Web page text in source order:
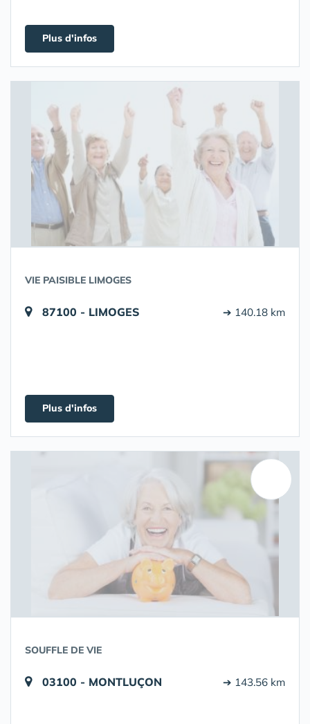
Plus d'infos
VIE PAISIBLE LIMOGES
87100 - LIMOGES ➔ 140.18 km
Plus d'infos
SOUFFLE DE VIE
03100 - MONTLUÇON ➔ 143.56 km